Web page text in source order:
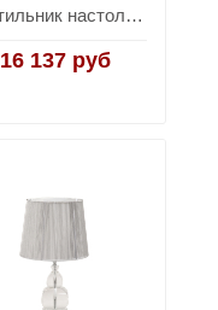
Светильник настольный "хрустальный" с черным абажуром X381216
16 137 руб